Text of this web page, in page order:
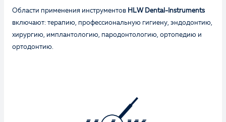
Области применения инструментов HLW Dental-Instruments
включают: терапию, профессиональную гигиену, эндодонтию,
хирургию, имплантологию, пародонтологию, ортопедию и
ортодонтию.